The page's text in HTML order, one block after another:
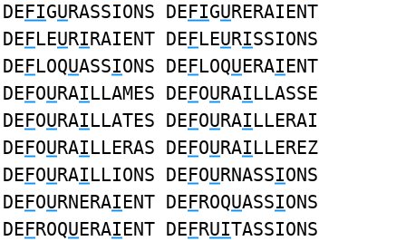
DEFIGURASSIONS DEFIGURERAIENT
DEFLEURIRAIENT DEFLEURISSIONS
DEFLOQUASSIONS DEFLOQUERAIENT
DEFOURAILLAMES DEFOURAILLASSE
DEFOURAILLATES DEFOURAILLERAI
DEFOURAILLERAS DEFOURAILLEREZ
DEFOURAILLIONS DEFOURNASSIONS
DEFOURNERAIENT DEFROQUASSIONS
DEFROQUERAIENT DEFRUITASSIONS